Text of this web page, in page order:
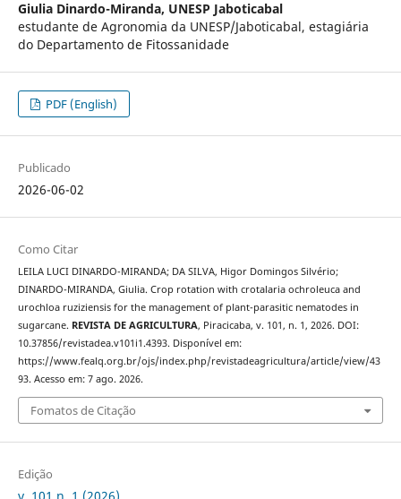
Giulia Dinardo-Miranda, UNESP Jaboticabal
estudante de Agronomia da UNESP/Jaboticabal, estagiária
do Departamento de Fitossanidade
PDF (English)
Publicado
2026-06-02
Como Citar
LEILA LUCI DINARDO-MIRANDA; DA SILVA, Higor Domingos Silvério;
DINARDO-MIRANDA, Giulia. Crop rotation with crotalaria ochroleuca and
urochloa ruziziensis for the management of plant-parasitic nematodes in
sugarcane. REVISTA DE AGRICULTURA, Piracicaba, v. 101, n. 1, 2026. DOI:
10.37856/revistadea.v101i1.4393. Disponível em:
https://www.fealq.org.br/ojs/index.php/revistadeagricultura/article/view/43
93. Acesso em: 7 ago. 2026.
Fomatos de Citação
Edição